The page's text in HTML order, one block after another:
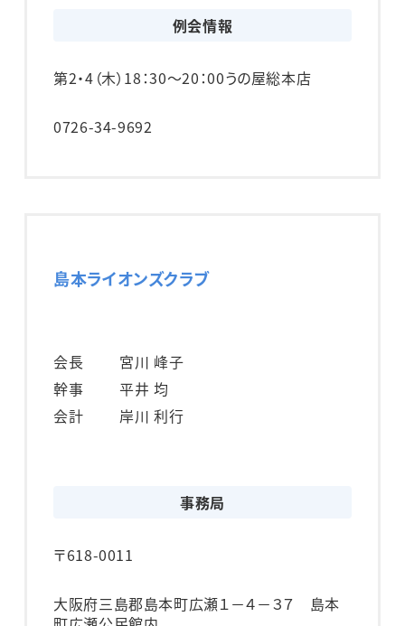
例会情報
第2・4（木） 18：30～20：00うの屋総本店
0726-34-9692
島本ライオンズクラブ
会長
宮川 峰子
幹事
平井 均
会計
岸川 利行
事務局
〒618-0011
大阪府三島郡島本町広瀬１－４－３７ 島本